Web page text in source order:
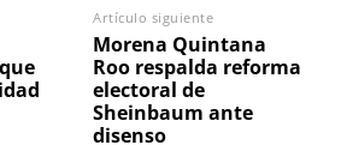
Artículo siguiente
Morena Quintana
Roo respalda reforma
electoral de
Sheinbaum ante
disenso